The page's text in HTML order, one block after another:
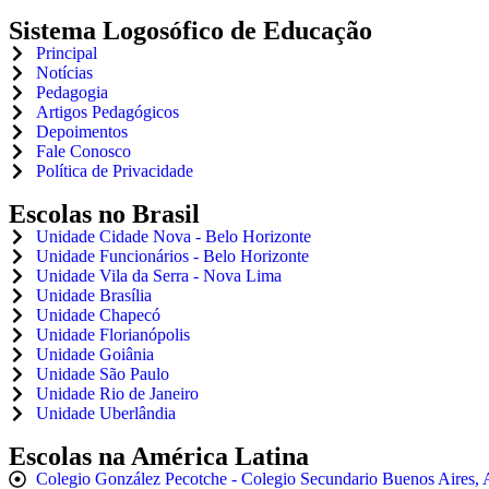
Sistema Logosófico de Educação
Principal
Notícias
Pedagogia
Artigos Pedagógicos
Depoimentos
Fale Conosco
Política de Privacidade
Escolas no Brasil
Unidade Cidade Nova - Belo Horizonte
Unidade Funcionários - Belo Horizonte
Unidade Vila da Serra - Nova Lima
Unidade Brasília
Unidade Chapecó
Unidade Florianópolis
Unidade Goiânia
Unidade São Paulo
Unidade Rio de Janeiro
Unidade Uberlândia
Escolas na América Latina
Colegio González Pecotche - Colegio Secundario Buenos Aires,